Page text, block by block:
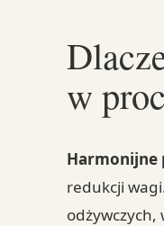
w
Harmonijne
redukcji
odżywczych,